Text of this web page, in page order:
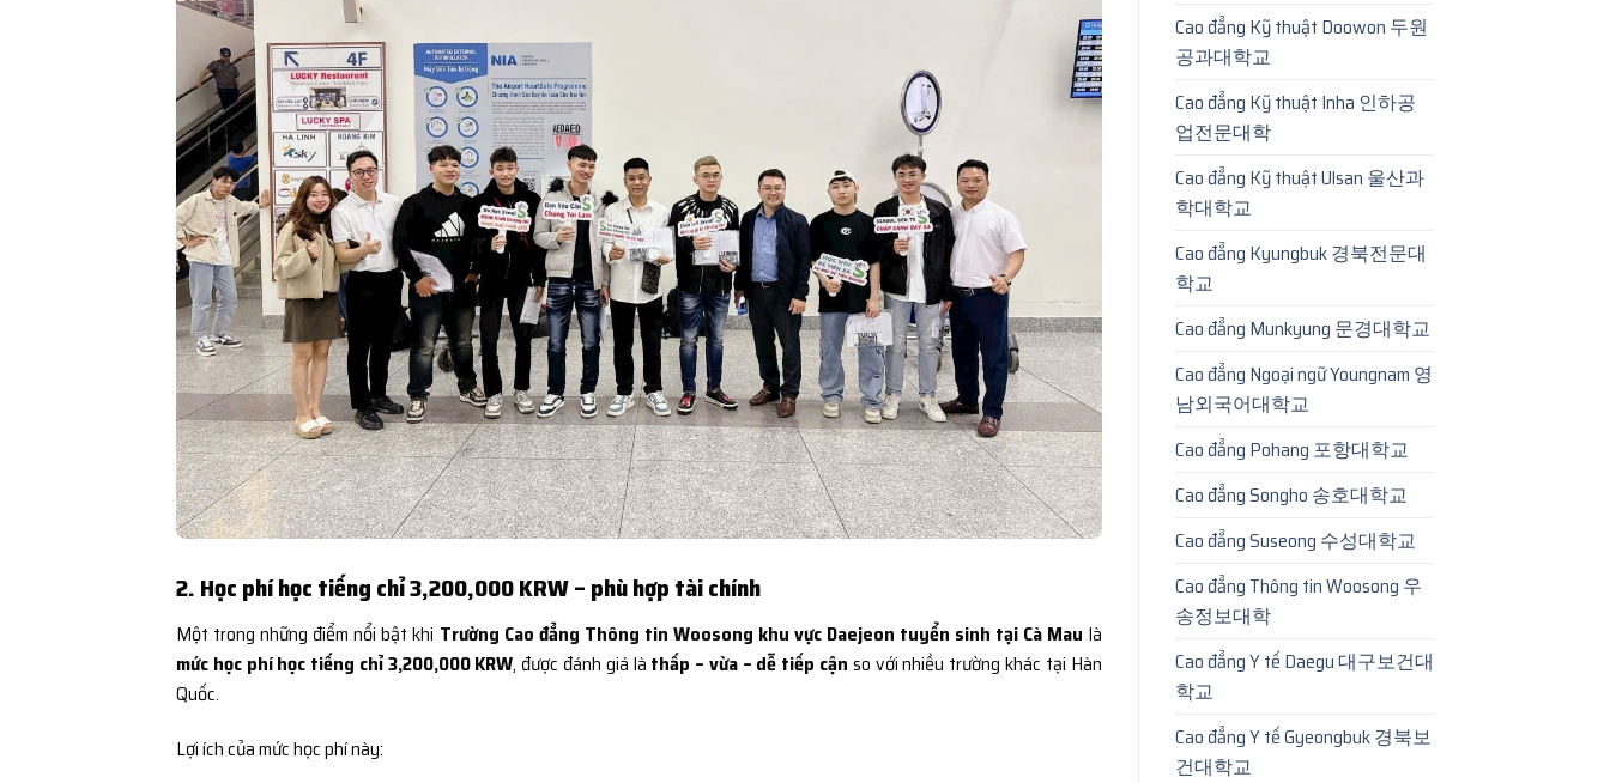
2. Học phí học tiếng chỉ 3,200,000 KRW – phù hợp tài chính
Một trong những điểm nổi bật khi Trường Cao đẳng Thông tin Woosong khu vực Daejeon tuyển sinh tại Cà Mau là
mức học phí học tiếng chỉ 3,200,000 KRW, được đánh giá là thấp – vừa – dễ tiếp cận so với nhiều trường khác tại Hàn
Quốc.
Lợi ích của mức học phí này:
Cao đẳng Kỹ thuật Doowon 두원
공과대학교
Cao đẳng Kỹ thuật Inha 인하공
업전문대학
Cao đẳng Kỹ thuật Ulsan 울산과
학대학교
Cao đẳng Kyungbuk 경북전문대
학교
Cao đẳng Munkyung 문경대학교
Cao đẳng Ngoại ngữ Youngnam 영
남외국어대학교
Cao đẳng Pohang 포항대학교
Cao đẳng Songho 송호대학교
Cao đẳng Suseong 수성대학교
Cao đẳng Thông tin Woosong 우
송정보대학
Cao đẳng Y tế Daegu 대구보건대
학교
Cao đẳng Y tế Gyeongbuk 경북보
건대학교